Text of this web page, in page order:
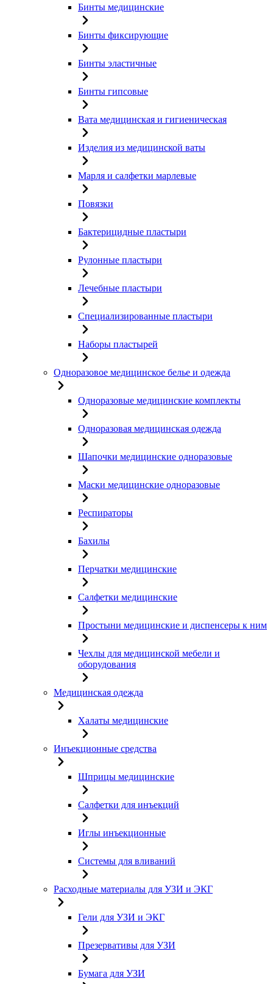
Бинты медицинские
Бинты фиксирующие
Бинты эластичные
Бинты гипсовые
Вата медицинская и гигиеническая
Изделия из медицинской ваты
Марля и салфетки марлевые
Повязки
Бактерицидные пластыри
Рулонные пластыри
Лечебные пластыри
Специализированные пластыри
Наборы пластырей
Одноразовое медицинское белье и одежда
Одноразовые медицинские комплекты
Одноразовая медицинская одежда
Шапочки медицинские одноразовые
Маски медицинские одноразовые
Респираторы
Бахилы
Перчатки медицинские
Салфетки медицинские
Простыни медицинские и диспенсеры к ним
Чехлы для медицинской мебели и
оборудования
Медицинская одежда
Халаты медицинские
Инъекционные средства
Шприцы медицинские
Салфетки для инъекций
Иглы инъекционные
Системы для вливаний
Расходные материалы для УЗИ и ЭКГ
Гели для УЗИ и ЭКГ
Презервативы для УЗИ
Бумага для УЗИ